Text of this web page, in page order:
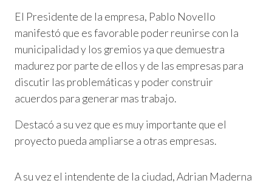
El Presidente de la empresa, Pablo Novello
manifestó que es favorable poder reunirse con la
municipalidad y los gremios ya que demuestra
madurez por parte de ellos y de las empresas para
discutir las problemáticas y poder construir
acuerdos para generar mas trabajo.
Destacó a su vez que es muy importante que el
proyecto pueda ampliarse a otras empresas.
A su vez el intendente de la ciudad, Adrian Maderna